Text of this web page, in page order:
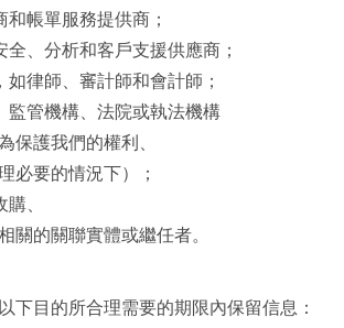
和帳單服務提供商；
全、分析和客戶支援供應商；
如律師、審計師和會計師；
監管機構、法院或執法機構
保護我們的權利、
必要的情況下）；
、
關的關聯實體或繼任者。
下目的所合理需要的期限內保留信息：